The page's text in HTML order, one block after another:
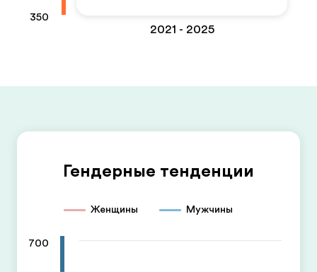
350
2021 - 2025
Гендерные тенденции
Женщины Мужчины
700